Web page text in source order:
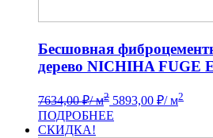
Бесшовная
дерево NICHIHA FUGE
7634,00₽/ м2 5893,00 ₽/ м2
ПОДРОБНЕЕ
СКИДКА!